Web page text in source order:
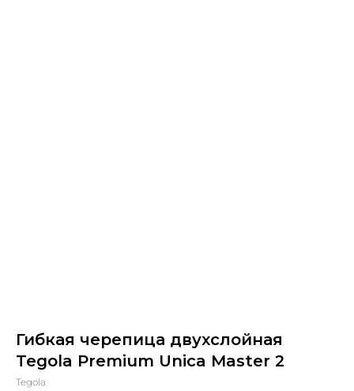
Гибкая черепица двухслойная
Tegola Premium Unica Master 2
Tegola